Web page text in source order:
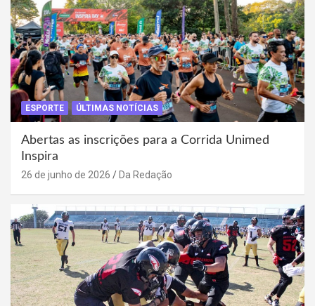
ESPORTE ÚLTIMAS NOTÍCIAS
Abertas as inscrições para a Corrida Unimed
Inspira
26 de junho de 2026 Da Redação